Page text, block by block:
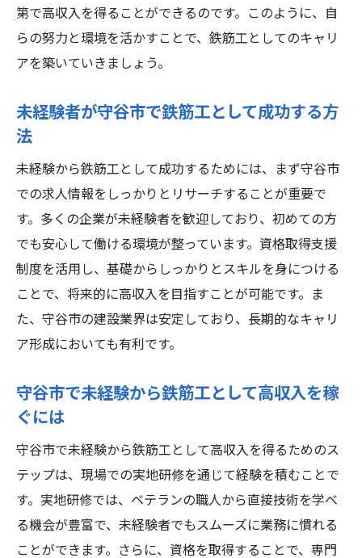
第で高収入を得ることができるのです。このように、自
らの努力と環境を活かすことで、鉄筋工としてのキャリ
アを築いていきましょう。
未経験者が守谷市で鉄筋工として成功する方
法
未経験から鉄筋工として成功するためには、まず守谷市
での求人情報をしっかりとリサーチすることが重要で
す。多くの企業が未経験者を歓迎しており、初めての方
でも安心して働ける環境が整っています。資格取得支援
制度を活用し、基礎からしっかりとスキルを身につける
ことで、将来的に高収入を目指すことが可能です。ま
た、守谷市の建設業界は安定しており、長期的なキャリ
ア形成においても有利です。
守谷市で未経験から鉄筋工として高収入を稼
ぐには
守谷市で未経験から鉄筋工として高収入を得るためのス
テップは、現場での実地研修を通じて経験を積むことで
す。実地研修では、ベテランの職人から直接技術を学べ
る機会が豊富で、未経験者でもスムーズに業務に慣れる
ことができます。さらに、資格を取得することで、専門